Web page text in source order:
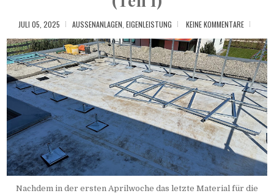
JULI 05, 2025 AUSSENANLAGEN EIGENLEISTUNG KEINE KOMMENTARE
Nachdem in der ersten Aprilwoche das letzte Material für die